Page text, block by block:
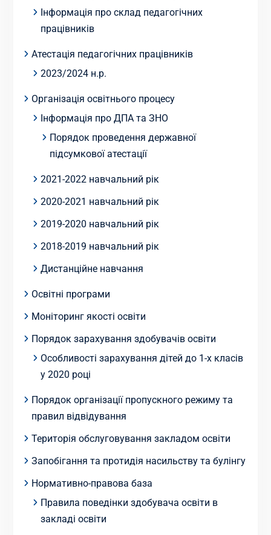
Інформація про склад педагогічних
працівників
Атестація педагогічних працівників
2023/2024 н.р.
Організація освітнього процесу
Інформація про ДПА та ЗНО
Порядок проведення державної
підсумкової атестації
2021-2022 навчальний рік
2020-2021 навчальний рік
2019-2020 навчальний рік
2018-2019 навчальний рік
Дистанційне навчання
Освітні програми
Моніторинг якості освіти
Порядок зарахування здобувачів освіти
Особливості зарахування дітей до 1-х класів
у 2020 році
Порядок організації пропускного режиму та
правил відвідування
Територія обслуговування закладом освіти
Запобігання та протидія насильству та булінгу
Нормативно-правова база
Правила поведінки здобувача освіти в
закладі освіти